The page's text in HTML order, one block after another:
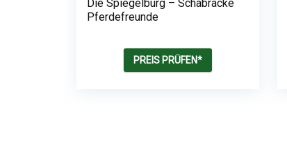
Die Spiegelburg – Schabracke
Pferdefreunde
PREIS PRÜFEN*